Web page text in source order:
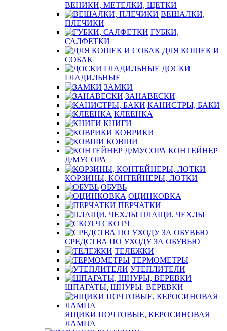
ВЕНИКИ, МЕТЕЛКИ, ЩЕТКИ
ВЕШАЛКИ,
ПЛЕЧИКИ
ГУБКИ,
САЛФЕТКИ
ДЛЯ КОШЕК И
СОБАК
ДОСКИ
ГЛАДИЛЬНЫЕ
ЗАМКИ
ЗАНАВЕСКИ
КАНИСТРЫ, БАКИ
КЛЕЕНКА
КНИГИ
КОВРИКИ
КОВШИ
КОНТЕЙНЕР
Д/МУСОРА
КОРЗИНЫ, КОНТЕЙНЕРЫ, ЛОТКИ
ОБУВЬ
ОЦИНКОВКА
ПЕРЧАТКИ
ПЛАЩИ, ЧЕХЛЫ
СКОТЧ
СРЕДСТВА ПО УХОДУ ЗА ОБУВЬЮ
ТЕЛЕЖКИ
ТЕРМОМЕТРЫ
УТЕПЛИТЕЛИ
ШПАГАТЫ, ШНУРЫ, ВЕРЕВКИ
ЯЩИКИ ПОЧТОВЫЕ, КЕРОСИНОВАЯ
ЛАМПА